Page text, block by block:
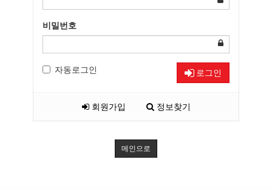
비밀번호
자동로그인 로그인
회원가입 정보찾기
메인으로